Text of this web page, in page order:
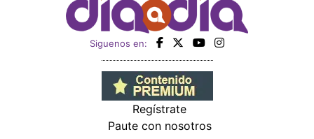
Siguenos en:
Regístrate
Paute con nosotros